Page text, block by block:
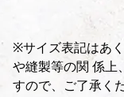
※サイズ表記はあ
や縫製等の関 係上
すので、ご了承く